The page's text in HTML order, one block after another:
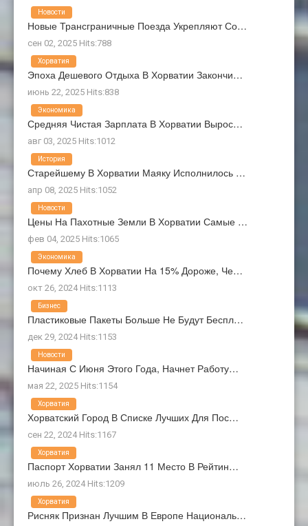
Новые Трансграничные Поезда Укрепляют Со…
сен 02, 2025 Hits:788
Новости
Эпоха Дешевого Отдыха В Хорватии Закончи…
июнь 22, 2025 Hits:838
Хорватия
Средняя Чистая Зарплата В Хорватии Вырос…
авг 03, 2025 Hits:1012
Экономика
Старейшему В Хорватии Маяку Исполнилось …
апр 08, 2025 Hits:1052
История
Цены На Пахотные Земли В Хорватии Самые …
фев 04, 2025 Hits:1065
Новости
Почему Хлеб В Хорватии На 15% Дороже, Че…
окт 26, 2024 Hits:1113
Экономика
Пластиковые Пакеты Больше Не Будут Беспл…
дек 29, 2024 Hits:1153
Бизнес
Начиная С Июня Этого Года, Начнет Работу…
мая 22, 2025 Hits:1154
Новости
Хорватский Город В Списке Лучших Для Пос…
сен 22, 2024 Hits:1167
Хорватия
Паспорт Хорватии Занял 11 Место В Рейтин…
июль 26, 2024 Hits:1209
Хорватия
Рисняк Признан Лучшим В Европе Националь…
Хорватия